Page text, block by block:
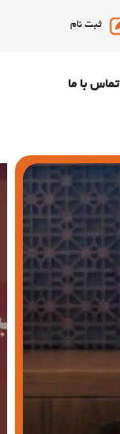
ثبت نام
تماس با ما